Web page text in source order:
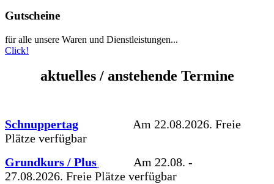
Gutscheine
für alle unsere Waren und Dienstleistungen...
Click!
aktuelles / anstehende Termine
Schnuppertag Am 22.08.2026. Freie
Plätze verfügbar
Grundkurs / Plus
Am 22.08. -
27.08.2026. Freie Plätze verfügbar